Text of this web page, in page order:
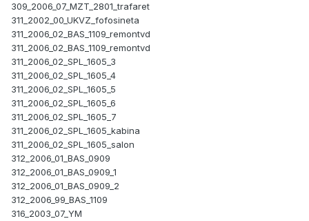
309_2006_07_MZT_2801_trafaret
311_2002_00_UKVZ_fofosineta
311_2006_02_BAS_1109_remontvd
311_2006_02_BAS_1109_remontvd
311_2006_02_SPL_1605_3
311_2006_02_SPL_1605_4
311_2006_02_SPL_1605_5
311_2006_02_SPL_1605_6
311_2006_02_SPL_1605_7
311_2006_02_SPL_1605_kabina
311_2006_02_SPL_1605_salon
312_2006_01_BAS_0909
312_2006_01_BAS_0909_1
312_2006_01_BAS_0909_2
312_2006_99_BAS_1109
316_2003_07_YM